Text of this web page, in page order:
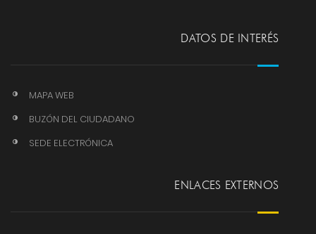
DATOS DE INTERÉS
MAPA WEB
BUZÓN DEL CIUDADANO
SEDE ELECTRÓNICA
ENLACES EXTERNOS